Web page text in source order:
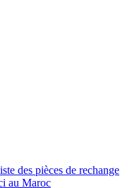
des pièces de rechange
au Maroc